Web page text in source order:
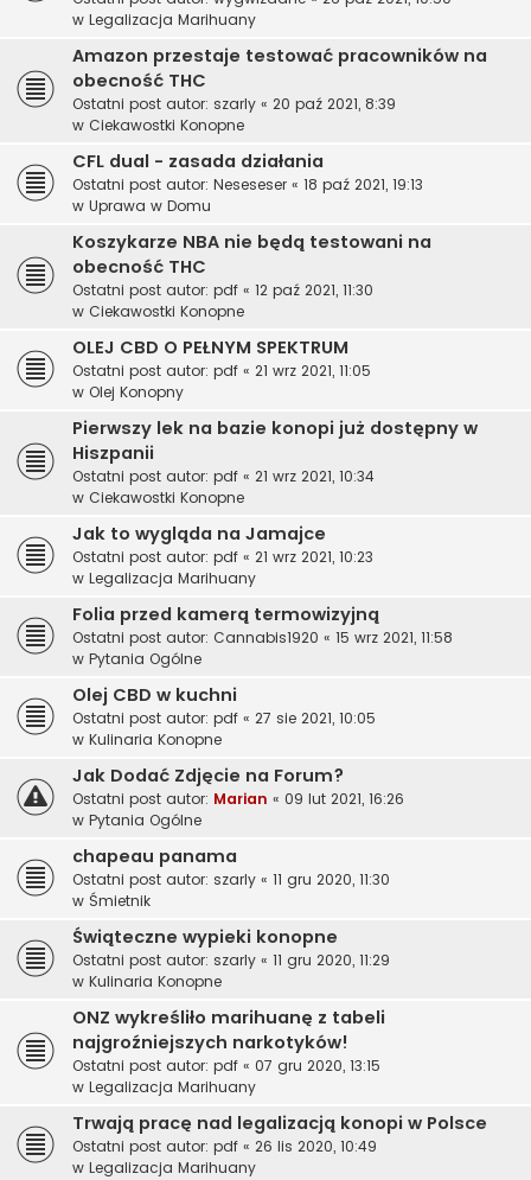
w Legalizacja Marihuany
Amazon przestaje testować pracowników na
obecność THC
Ostatni post autor: szarly « 20 paź 2021, 8:39
w Ciekawostki Konopne
CFL dual - zasada działania
Ostatni post autor: Neseseser « 18 paź 2021, 19:13
w Uprawa w Domu
Koszykarze NBA nie będą testowani na
obecność THC
Ostatni post autor: pdf « 12 paź 2021, 11:30
w Ciekawostki Konopne
OLEJ CBD O PEŁNYM SPEKTRUM
Ostatni post autor: pdf « 21 wrz 2021, 11:05
w Olej Konopny
Pierwszy lek na bazie konopi już dostępny w
Hiszpanii
Ostatni post autor: pdf « 21 wrz 2021, 10:34
w Ciekawostki Konopne
Jak to wygląda na Jamajce
Ostatni post autor: pdf « 21 wrz 2021, 10:23
w Legalizacja Marihuany
Folia przed kamerą termowizyjną
Ostatni post autor: Cannabis1920 « 15 wrz 2021, 11:58
w Pytania Ogólne
Olej CBD w kuchni
Ostatni post autor: pdf « 27 sie 2021, 10:05
w Kulinaria Konopne
Jak Dodać Zdjęcie na Forum?
Ostatni post autor: Marian « 09 lut 2021, 16:26
w Pytania Ogólne
chapeau panama
Ostatni post autor: szarly « 11 gru 2020, 11:30
w Śmietnik
Świąteczne wypieki konopne
Ostatni post autor: szarly « 11 gru 2020, 11:29
w Kulinaria Konopne
ONZ wykreśliło marihuanę z tabeli
najgroźniejszych narkotyków!
Ostatni post autor: pdf « 07 gru 2020, 13:15
w Legalizacja Marihuany
Trwają pracę nad legalizacją konopi w Polsce
Ostatni post autor: pdf « 26 lis 2020, 10:49
w Legalizacja Marihuany